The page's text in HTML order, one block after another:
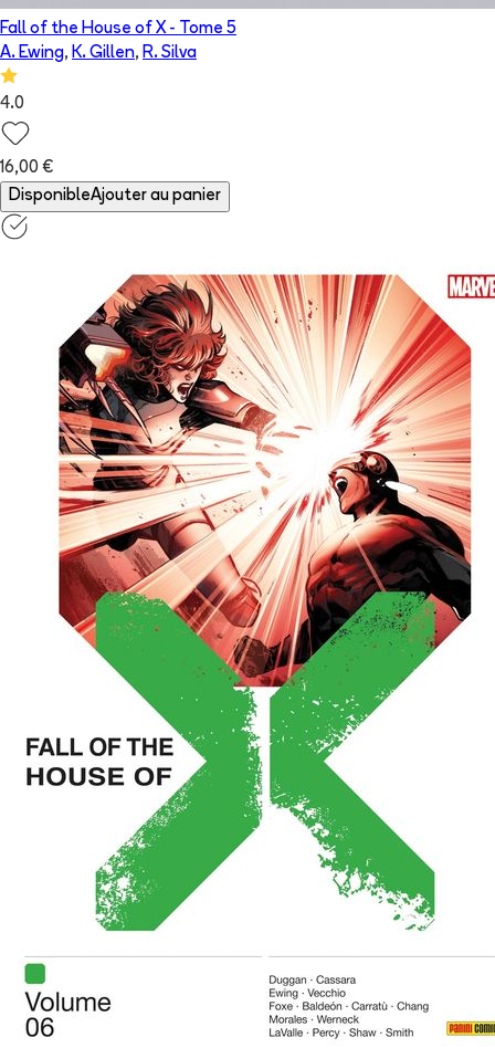
Fall of the House of X- Tome 5
A. Ewing, K. Gillen, R. Silva
4.0
16,00 €
DisponibleAjouter au panier